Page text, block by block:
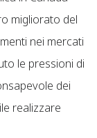
migliorato del
nei mercati
le pressioni di
dei
realizzare